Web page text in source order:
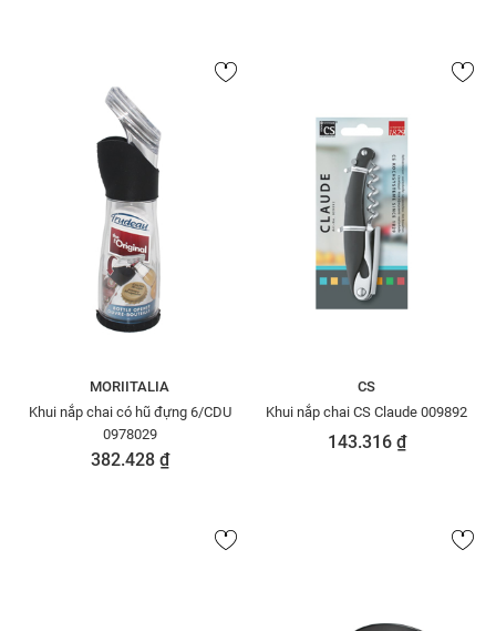
MORIITALIA
Khui nắp chai có hũ đựng 6/CDU
0978029
382.428 ₫
CS
Khui nắp chai CS Claude 009892
143.316 ₫